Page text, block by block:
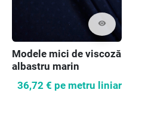
visibility
Modele mici de viscoză
albastru marin
36,72 € pe metru liniar